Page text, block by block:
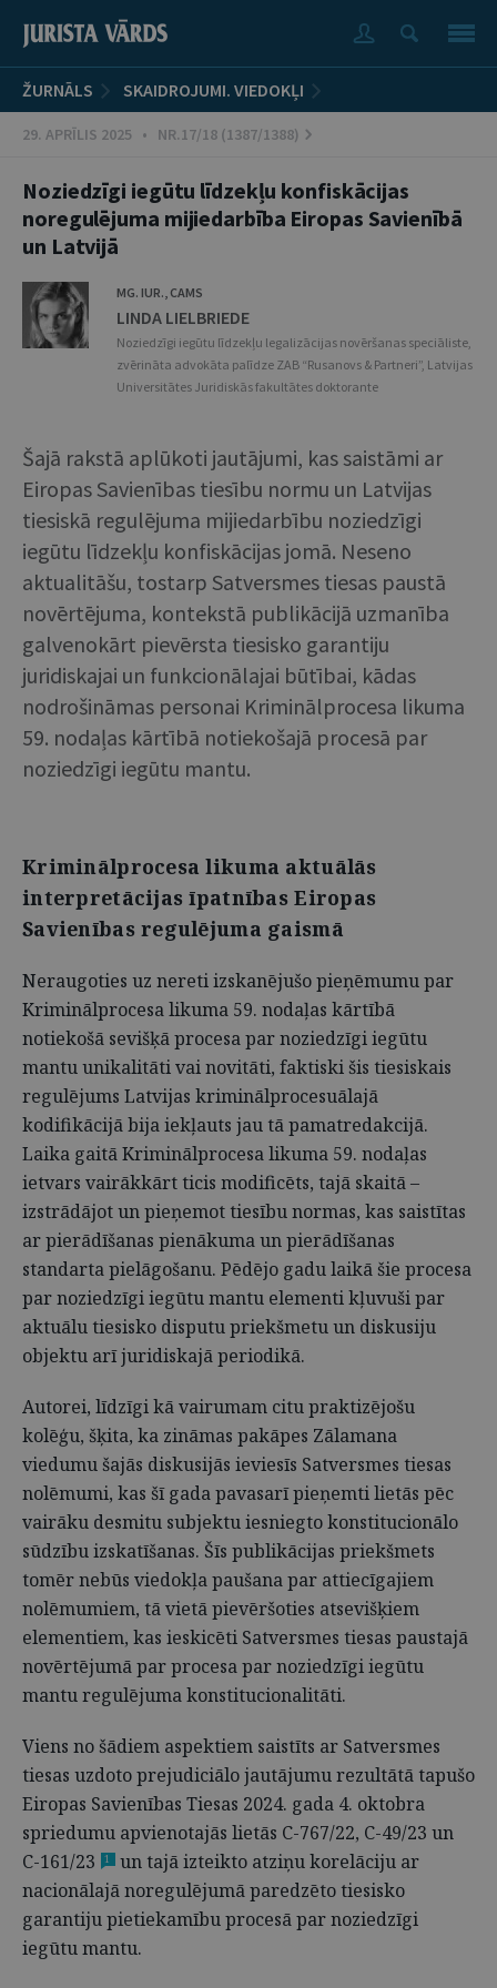
ŽURNĀLS SKAIDROJUMI. VIEDOKĻI
29. APRĪLIS 2025 • NR.17/18 (1387/1388)
Noziedzīgi iegūtu līdzekļu konfiskācijas
noregulējuma mijiedarbība Eiropas Savienībā
un Latvijā
MG. IUR., CAMS
LINDA LIELBRIEDE
Noziedzīgi iegūtu līdzekļu legalizācijas novēršanas speciāliste,
zvērināta advokāta palīdze ZAB “Rusanovs & Partneri”, Latvijas
Universitātes Juridiskās fakultātes doktorante
Šajā rakstā aplūkoti jautājumi, kas saistāmi ar
Eiropas Savienības tiesību normu un Latvijas
tiesiskā regulējuma mijiedarbību noziedzīgi
iegūtu līdzekļu konfiskācijas jomā. Neseno
aktualitāšu, tostarp Satversmes tiesas paustā
novērtējuma, kontekstā publikācijā uzmanība
galvenokārt pievērsta tiesisko garantiju
juridiskajai un funkcionālajai būtībai, kādas
nodrošināmas personai Kriminālprocesa likuma
59. nodaļas kārtībā notiekošajā procesā par
noziedzīgi iegūtu mantu.
Kriminālprocesa likuma aktuālās
interpretācijas īpatnības Eiropas
Savienības regulējuma gaismā
Neraugoties uz nereti izskanējušo pieņēmumu par
Kriminālprocesa likuma 59. nodaļas kārtībā
notiekošā sevišķā procesa par noziedzīgi iegūtu
mantu unikalitāti vai novitāti, faktiski šis tiesiskais
regulējums Latvijas kriminālprocesuālajā
kodifikācijā bija iekļauts jau tā pamatredakcijā.
Laika gaitā Kriminālprocesa likuma 59. nodaļas
ietvars vairākkārt ticis modificēts, tajā skaitā –
izstrādājot un pieņemot tiesību normas, kas saistītas
ar pierādīšanas pienākuma un pierādīšanas
standarta pielāgošanu. Pēdējo gadu laikā šie procesa
par noziedzīgi iegūtu mantu elementi kļuvuši par
aktuālu tiesisko disputu priekšmetu un diskusiju
objektu arī juridiskajā periodikā.
Autorei, līdzīgi kā vairumam citu praktizējošu
kolēģu, šķita, ka zināmas pakāpes Zālamana
viedumu šajās diskusijās ieviesīs Satversmes tiesas
nolēmumi, kas šī gada pavasarī pieņemti lietās pēc
vairāku desmitu subjektu iesniegto konstitucionālo
sūdzību izskatīšanas. Šīs publikācijas priekšmets
tomēr nebūs viedokļa paušana par attiecīgajiem
nolēmumiem, tā vietā pievēršoties atsevišķiem
elementiem, kas ieskicēti Satversmes tiesas paustajā
novērtējumā par procesa par noziedzīgi iegūtu
mantu regulējuma konstitucionalitāti.
Viens no šādiem aspektiem saistīts ar Satversmes
tiesas uzdoto prejudiciālo jautājumu rezultātā tapušo
Eiropas Savienības Tiesas 2024. gada 4. oktobra
spriedumu apvienotajās lietās C-767/22, C-49/23 un
C-161/23
1
un tajā izteikto atziņu korelāciju ar
nacionālajā noregulējumā paredzēto tiesisko
garantiju pietiekamību procesā par noziedzīgi
iegūtu mantu.